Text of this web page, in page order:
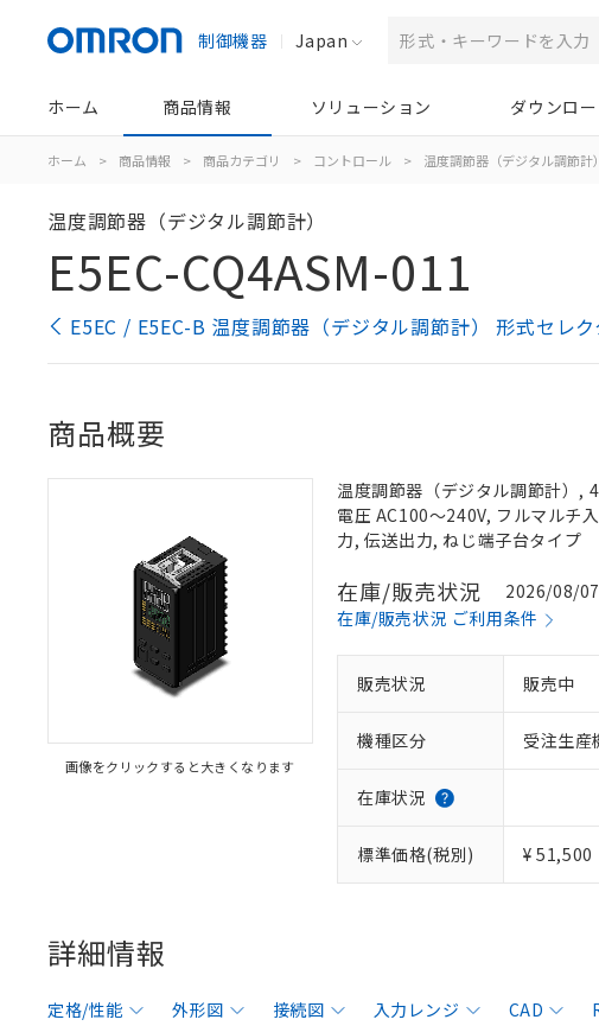
制御機器 Japan
ホーム 商品情報 ソリューション ダウンロー
ホーム > 商品情報 > 商品カテゴリ > コントロール > 温度調節器（デジタル調節計）
温度調節器（デジタル調節計）
E5EC-CQ4ASM-011
E5EC / E5EC-B 温度調節器（デジタル調節計） 形式セレク
商品概要
画像をクリックすると大きくなります
温度調節器（デジタル調節計）
電圧 AC100～240V, フルマルチ
力, 伝送出力, ねじ端子台タイプ
在庫/販売状況
2026/08/
在庫/販売状況 ご利用条件
販売状況 販売中
機種区分 受注生産
在庫状況
標準価格(税別) ¥ 51,500
詳細情報
定格/性能 外形図 接続図 入力レンジ CAD